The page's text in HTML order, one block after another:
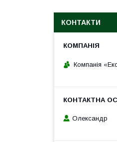
КОНТАКТИ
Компанія
Олександр